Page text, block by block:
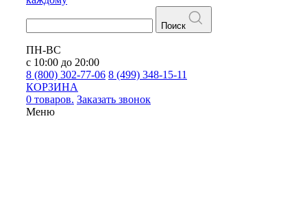
Поиск
ПН-ВС
с 10:00 до 20:00
8 (800) 302-77-06 8 (499) 348-15-11
КОРЗИНА
0 товаров. Заказать звонок
Меню